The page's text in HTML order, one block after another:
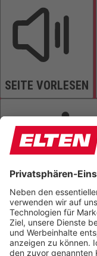
SEITE VORLESEN
ANIMATIONEN
Einstellungen